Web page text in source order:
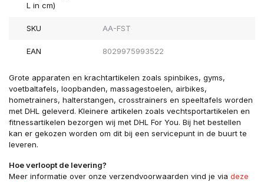
L in cm)
SKU AA-FST
EAN 8029975993522
Grote apparaten en krachtartikelen zoals spinbikes, gyms,
voetbaltafels, loopbanden, massagestoelen, airbikes,
hometrainers, halterstangen, crosstrainers en speeltafels worden
met DHL geleverd. Kleinere artikelen zoals vechtsportartikelen en
fitnessartikelen bezorgen wij met DHL For You. Bij het bestellen
kan er gekozen worden om dit bij een servicepunt in de buurt te
leveren.
Hoe verloopt de levering?
Meer informatie over onze verzendvoorwaarden vind je via deze